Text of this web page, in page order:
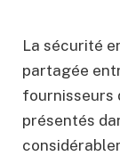
La sécurité
partagée
fournisseurs
présentés